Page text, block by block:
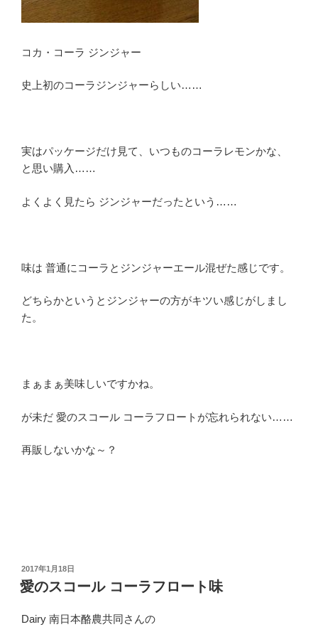
コカ・コーラ ジンジャー
史上初のコーラジンジャーらしい……
実はパッケージだけ見て、いつものコーラレモンかな、
と思い購入……
よくよく見たら ジンジャーだったという……
味は 普通にコーラとジンジャーエール混ぜた感じです。
どちらかというとジンジャーの方がキツい感じがしまし
た。
まぁまぁ美味しいですかね。
が未だ 愛のスコール コーラフロートが忘れられない……
再販しないかな～？
投
稿
日:
2017年1月18日
愛のスコール コーラフロート味
Dairy 南日本酪農共同さんの